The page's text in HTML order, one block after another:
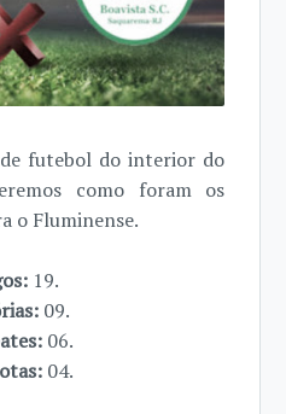
futebol do interior do
como foram os
o Fluminense.
19.
09.
06.
04.